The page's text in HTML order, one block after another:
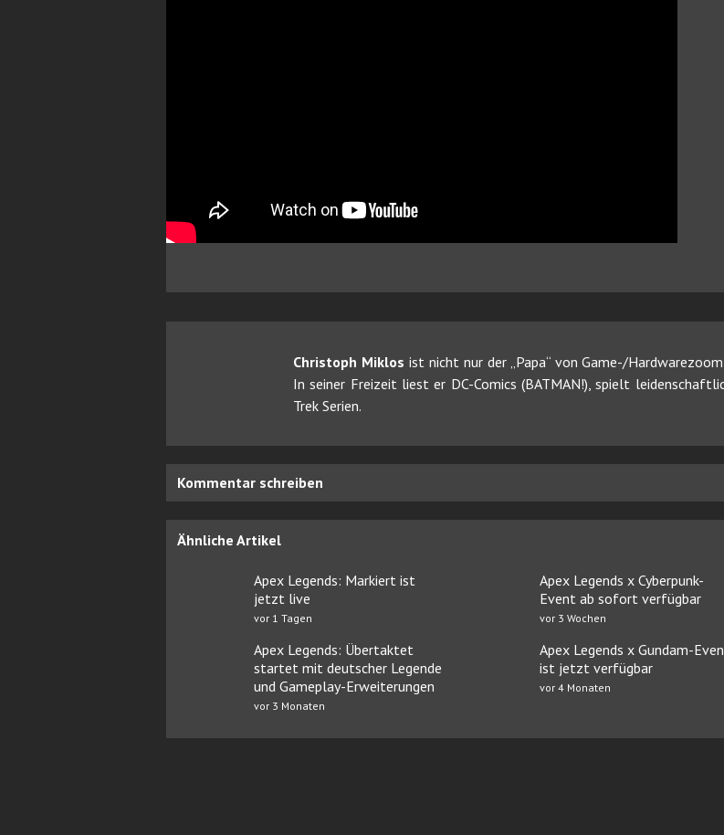
Christoph Miklos ist nicht nur der „Papa“ von Game-/
In seiner Freizeit liest er DC-Comics (BATMAN!), spielt
Trek Serien.
Kommentar schreiben
Ähnliche Artikel
Apex Legends: Markiert ist
jetzt live
vor 1 Tagen
Apex Legends x Cyberpunk-
Event ab sofort verfügbar
vor 3 Wochen
Apex Legends: Übertaktet
startet mit deutscher Legende
und Gameplay-Erweiterungen
vor 3 Monaten
Apex Legends x Gundam-
ist jetzt verfügbar
vor 4 Monaten